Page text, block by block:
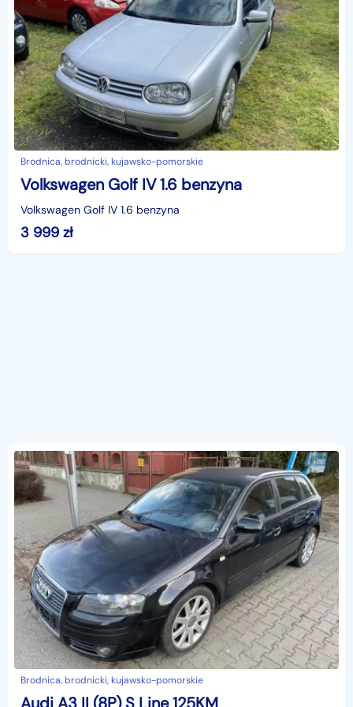
Brodnica, brodnicki, kujawsko-pomorskie
Volkswagen Golf IV 1.6 benzyna
Volkswagen Golf IV 1.6 benzyna
3 999 zł
Brodnica, brodnicki, kujawsko-pomorskie